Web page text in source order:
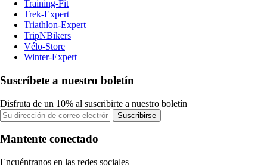
Training-Fit
Trek-Expert
Triathlon-Expert
TripNBikers
Vélo-Store
Winter-Expert
Suscríbete a nuestro boletín
Disfruta de un 10% al suscribirte a nuestro boletín
Suscribirse
Mantente conectado
Encuéntranos en las redes sociales